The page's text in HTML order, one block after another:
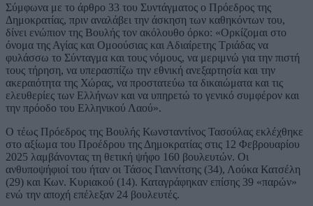
Σύμφωνα με το άρθρο 33 του Συντάγματος ο Πρόεδρος της
Δημοκρατίας, πριν αναλάβει την άσκηση των καθηκόντων του,
δίνει ενώπιον της Βουλής τον ακόλουθο όρκο: «Ορκίζομαι στο
όνομα της Αγίας και Ομοούσιας και Αδιαίρετης Τριάδας να
φυλάσσω το Σύνταγμα και τους νόμους, να μεριμνώ για την πιστή
τους τήρηση, να υπερασπίζω την εθνική ανεξαρτησία και την
ακεραιότητα της Χώρας, να προστατεύω τα δικαιώματα και τις
ελευθερίες των Ελλήνων και να υπηρετώ το γενικό συμφέρον και
την πρόοδο του Ελληνικού Λαού».
Ο τέως Πρόεδρος της Βουλής Κωνσταντίνος Τασούλας εκλέχθηκε
στο αξίωμα του Προέδρου της Δημοκρατίας στις 12 Φεβρουαρίου
2025 λαμβάνοντας τη θετική ψήφο 160 βουλευτών. Οι
ανθυποψήφιοί του ήταν οι Τάσος Γιαννίτσης (34), Λούκα Κατσέλη
(29) και Κων. Κυριακού (14). Καταγράφηκαν επίσης 39 «παρών»
ενώ την αποχή επέλεξαν 24 βουλευτές.